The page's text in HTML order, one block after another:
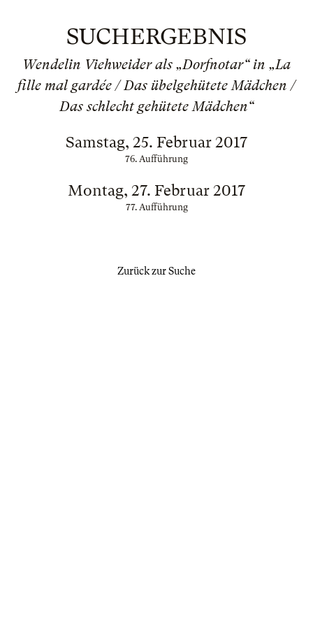
SUCHERGEBNIS
Wendelin Viehweider als „Dorfnotar“ in „La
fille mal gardée / Das übelgehütete Mädchen /
Das schlecht gehütete Mädchen“
Samstag, 25. Februar 2017
76. Aufführung
Montag, 27. Februar 2017
77. Aufführung
Zurück zur Suche